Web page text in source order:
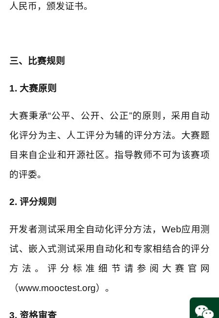
人民币，颁发证书。
三、比赛规则
1. 大赛原则
大赛秉承“公平、公开、公正”的原则，采用自动
化评分为主、人工评分为辅的评分方法。大赛题
目来自企业和开源社区。指导教师不可为该赛项
的评委。
2. 评分规则
开发者测试采用全自动化评分方法， Web应用测
试、嵌入式测试采用自动化和专家相结合的评分
方法。评分标准细节请参阅大赛官网
（www.mooctest.org）。
3. 资格审查